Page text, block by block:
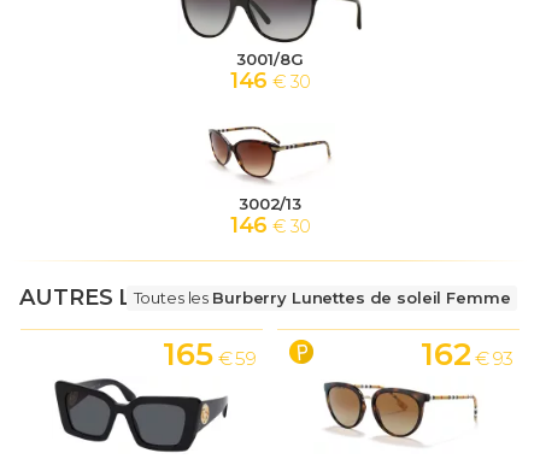
3001/8G
146 € 30
3002/13
146 € 30
AUTRES LUNETTES
Toutes les Burberry Lunettes de soleil Femme
165 € 59 162 € 93